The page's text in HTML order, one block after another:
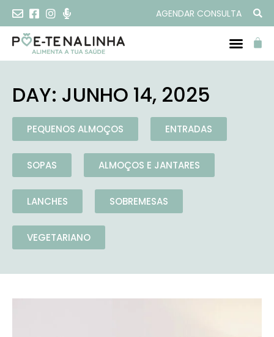
AGENDAR CONSULTA
DAY: JUNHO 14, 2025
PEQUENOS ALMOÇOS ENTRADAS
SOPAS ALMOÇOS E JANTARES
LANCHES SOBREMESAS
VEGETARIANO